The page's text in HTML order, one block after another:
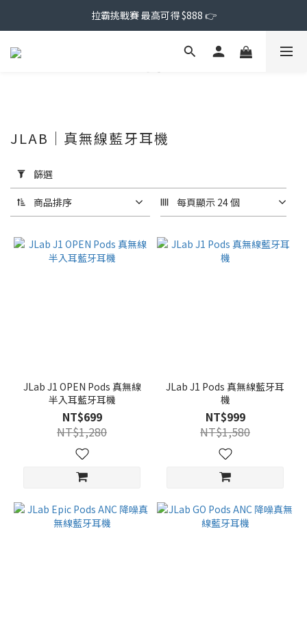
拉霸挑戰賽 最高可得 $888 👉
用
篩
選
(0/20)
價格
JLAB｜真無線藍牙耳機
篩選
商品排序 每頁顯示 24 個
JLab J1 OPEN Pods 真無線
半入耳藍牙耳機
NT$699
NT$1,280
JLab J1 Pods 真無線藍牙耳
機
NT$999
NT$1,580